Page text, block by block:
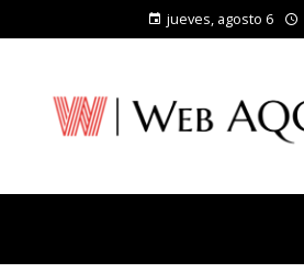
jueves, agosto 6